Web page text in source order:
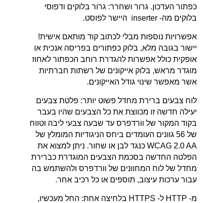
כפתור העדכון. גרור ושחרר: גרור בלוקים ודפוסי
בלוקים מה- inserter היישר לפוסט.
אפשרויות נוספות מבלי לכתוב קוד מותאם אישית!
יישור בגובה מלא, בלוק כפתורים בפריסה אנכית או
אופקית כולל אפשרות להגדרת רוחב הכפתור לאחוז
מוגדר מראש, בלוק אייקונים של רשתות חברתיות
אשר מאפשר שינוי גודל האייקונים.
לוח צבעים ברירת מחדל פשוט יותר: פלטת צבעים
יעילה חדשה זו מכווצת את כל הצבעים שהיו בעבר
בקוד המקור של וורדפרס עד שבעה צבעי ליבה וטווח
של 56 גוונים העומדים ביחס הניגודיות המומלץ של
WCAG 2.0 AA כנגד לבן או שחור. ניתן למצוא את
הפלטה החדשה בסכמת הצבעים המוגדרת כברירת
מחדל של לוח המחוונים של וורדפרס ולהשתמש בה
עבור ערכות עיצוב, תוספים או כל רכיב אחר.
מ- HTTP ל- HTTPS בלחיצה אחת: החל מעכשיו,